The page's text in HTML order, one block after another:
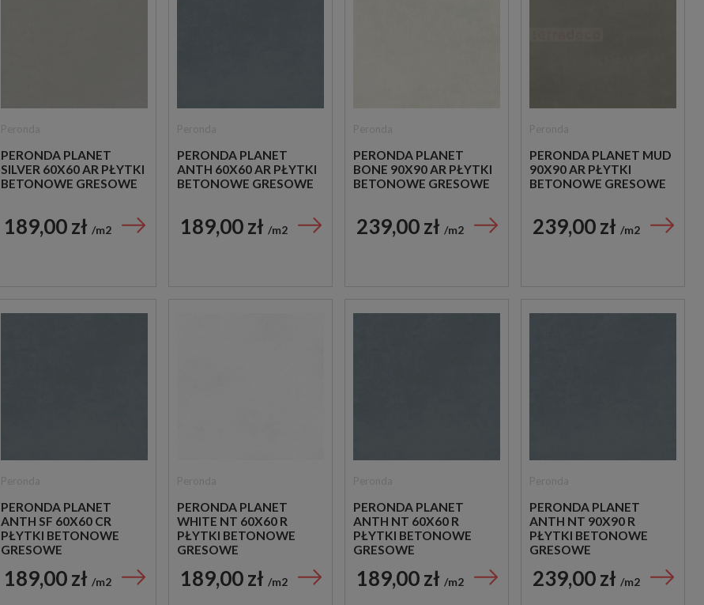
PERONDA PLANET
SILVER 60X60 AR PŁYTKI
BETONOWE GRESOWE
189,00 zł m2
PERONDA PLANET
ANTH 60X60 AR PŁYTKI
BETONOWE GRESOWE
189,00 zł m2
PERONDA PLANET
BONE 90X90 AR PŁYTKI
BETONOWE GRESOWE
239,00 zł m2
PERONDA PLANET MUD
90X90 AR PŁYTKI
BETONOWE GRESOWE
239,00 zł m2
PERONDA PLANET
ANTH SF 60X60 CR
PŁYTKI BETONOWE
GRESOWE
189,00 zł m2
PERONDA PLANET
WHITE NT 60X60 R
PŁYTKI BETONOWE
GRESOWE
189,00 zł m2
PERONDA PLANET
ANTH NT 60X60 R
PŁYTKI BETONOWE
GRESOWE
189,00 zł m2
PERONDA PLANET
ANTH NT 90X90 R
PŁYTKI BETONOWE
GRESOWE
239,00 zł m2